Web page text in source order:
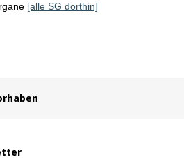
[alle SG dorthin]